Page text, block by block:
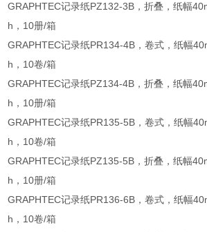
GRAPHTEC记录纸PZ132-3B，折叠，纸幅
h，10册/箱
GRAPHTEC记录纸PR134-4B，卷式，纸幅
h，10卷/箱
GRAPHTEC记录纸PZ134-4B，折叠，纸幅
h，10册/箱
GRAPHTEC记录纸PR135-5B，卷式，纸幅
h，10卷/箱
GRAPHTEC记录纸PZ135-5B，折叠，纸幅
h，10册/箱
GRAPHTEC记录纸PR136-6B，卷式，纸幅
h，10卷/箱